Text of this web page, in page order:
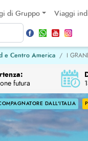
di Gruppo Viaggi
e Centro America I
futura
DALL'ITALIA